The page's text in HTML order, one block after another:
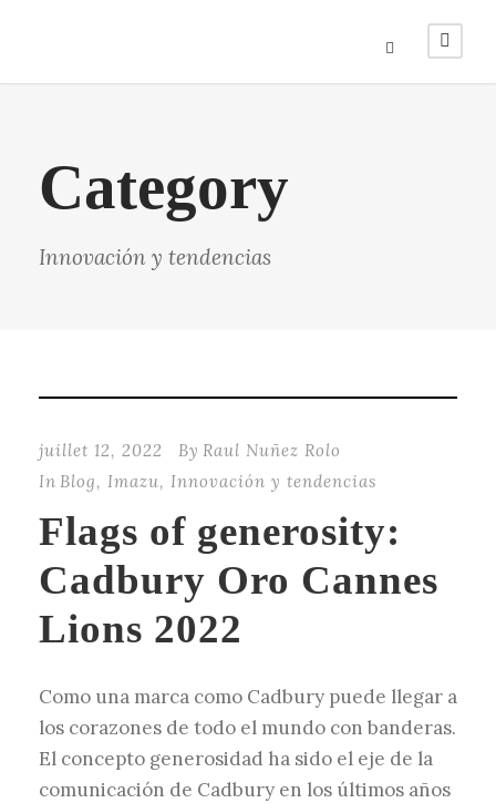
Category
Innovación y tendencias
juillet 12, 2022 By Raul Nuñez Rolo
In Blog, Imazu, Innovación y tendencias
Flags of generosity:
Cadbury Oro Cannes
Lions 2022
Como una marca como Cadbury puede llegar a
los corazones de todo el mundo con banderas.
El concepto generosidad ha sido el eje de la
comunicación de Cadbury en los últimos años